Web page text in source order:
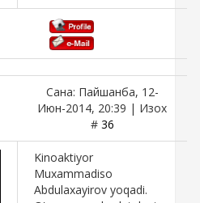
Сана: Пайшанба, 12-
Июн-2014, 20:39 | Изох
# 36
Kinoaktiyor
Muxammadiso
Abdulaxayirov yoqadi.